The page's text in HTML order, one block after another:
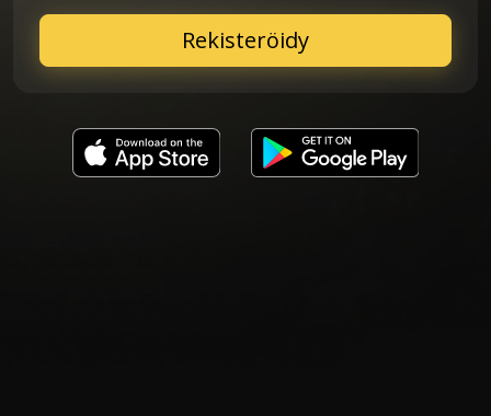
Rekisteröidy